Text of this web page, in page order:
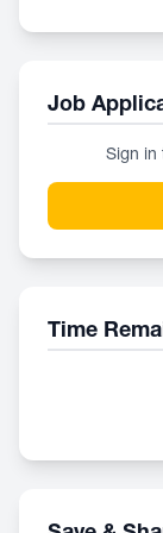
Job
Sign in
Time